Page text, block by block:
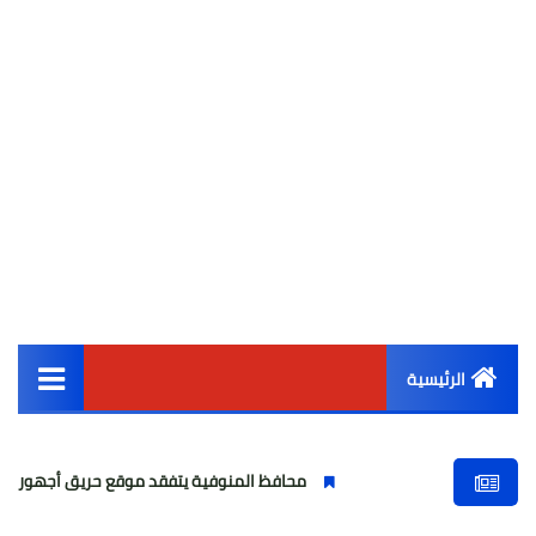
الرئيسية
أخبار مصر
محافظ المنوفية يتفقد موقع حريق أجهور الرمل بقويسنا